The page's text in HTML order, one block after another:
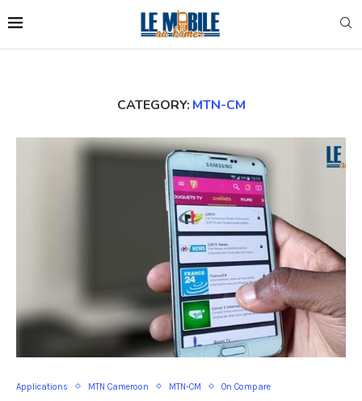
CATEGORY: MTN-CM
Applications MTN Cameroon MTN-CM On Compare